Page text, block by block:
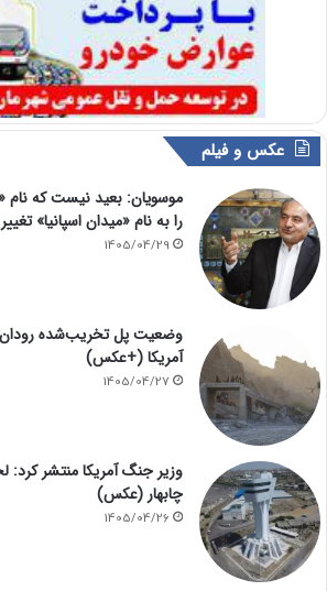
عکس و فیلم
موسویان: بعید نیست که نام
را به نام «میدان اسپانیا»
1405/04/29
وضعیت پل تخریب‌شده رودان
آمریکا (+عکس)
1405/04/27
وزیر جنگ آمریکا منتشر
چابهار (عکس)
1405/04/26